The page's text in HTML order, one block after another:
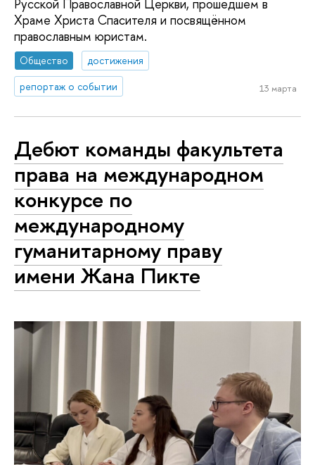
Русской Православной Церкви, прошедшем в
Храме Христа Спасителя и посвящённом
православным юристам.
Общество
достижения
репортаж о событии
13 марта
Дебют команды факультета
права на международном
конкурсе по
международному
гуманитарному праву
имени Жана Пикте